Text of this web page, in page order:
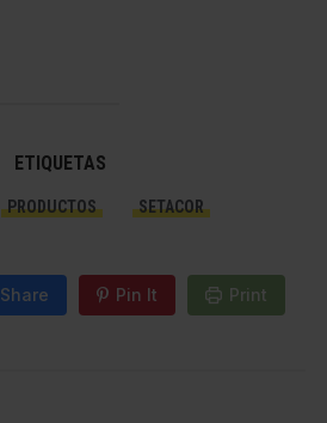
ETIQUETAS
PRODUCTOS SETACOR
Share Pin It Print